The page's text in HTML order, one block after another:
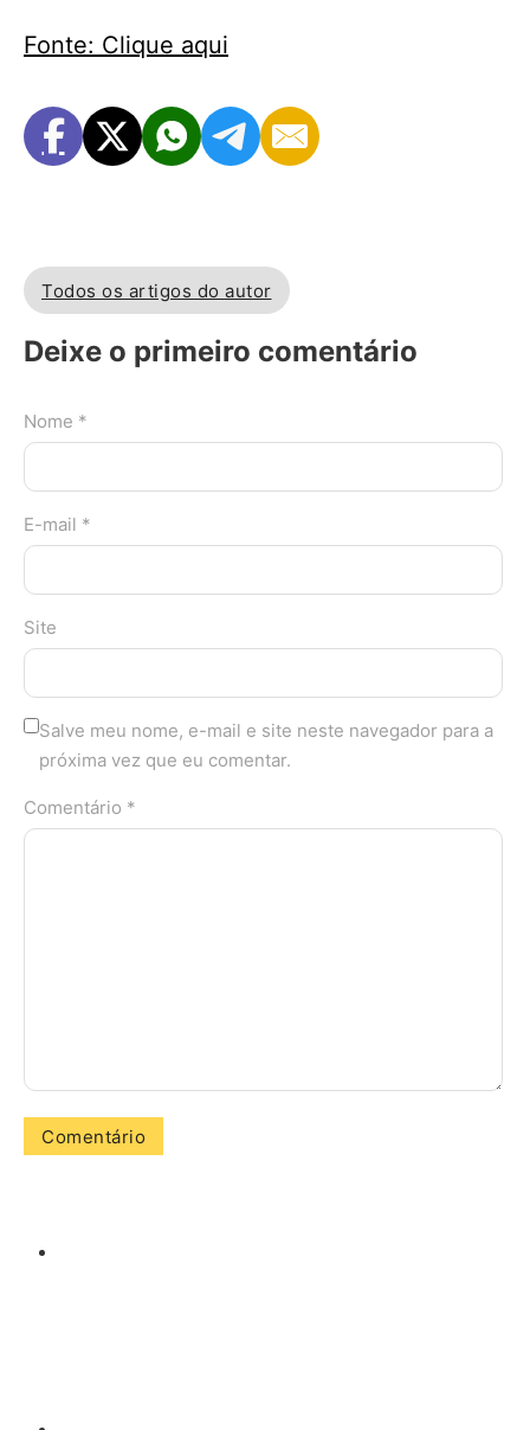
Fonte: Clique aqui
Todos os artigos do autor
Deixe o primeiro comentário
Nome *
E-mail *
Site
Salve meu nome, e-mail e site neste navegador para a
próxima vez que eu comentar.
Comentário *